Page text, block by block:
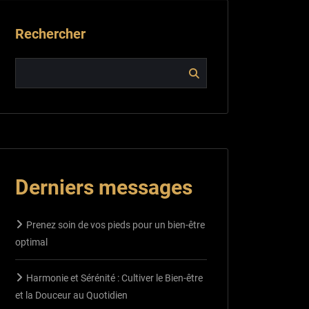
Rechercher
Derniers messages
Prenez soin de vos pieds pour un bien-être
optimal
Harmonie et Sérénité : Cultiver le Bien-être
et la Douceur au Quotidien